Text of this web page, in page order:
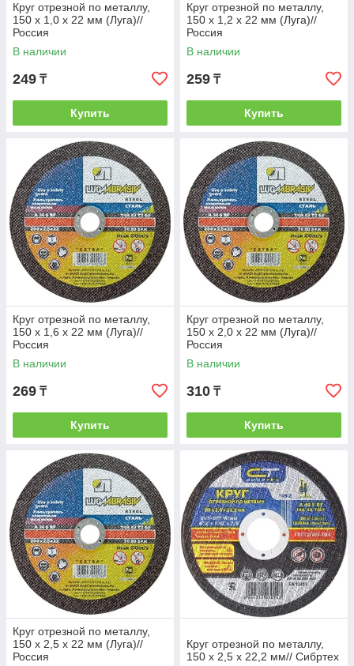
Круг отрезной по металлу,
150 х 1,0 х 22 мм (Луга)//
Россия
В наличии
249 ₸
Купить
Круг отрезной по металлу,
150 х 1,2 х 22 мм (Луга)//
Россия
В наличии
259 ₸
Купить
Круг отрезной по металлу,
150 х 1,6 х 22 мм (Луга)//
Россия
В наличии
269 ₸
Купить
Круг отрезной по металлу,
150 х 2,0 х 22 мм (Луга)//
Россия
В наличии
310 ₸
Купить
Круг отрезной по металлу,
150 х 2,5 х 22 мм (Луга)//
Россия
Круг отрезной по металлу,
150 х 2,5 х 22,2 мм// Сибртех